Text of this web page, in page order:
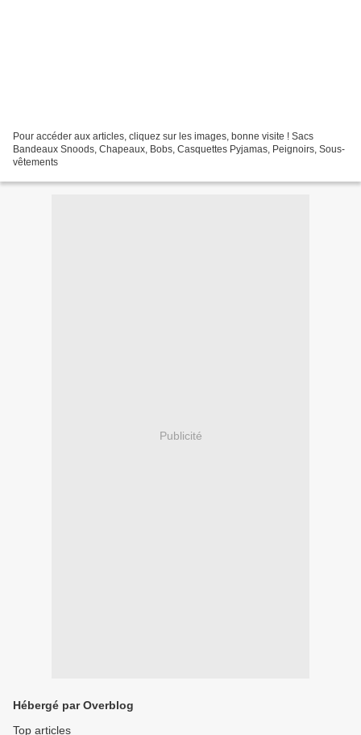
Pour accéder aux articles, cliquez sur les images, bonne visite ! Sacs
Bandeaux Snoods, Chapeaux, Bobs, Casquettes Pyjamas, Peignoirs, Sous-
vêtements
Publicité
Hébergé par Overblog
Top articles